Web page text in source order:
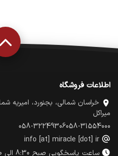
اطلاعات فروشگاه
خراسان شمالی، بجنورد، امیریه
میراکل
058-31554000
058-32249306
info [at] miracle [dot] ir
ساعت پاسخگویی صبح 8:30 الی 13:30